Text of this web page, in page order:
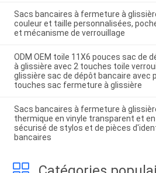
Sacs bancaires à fermeture à
couleur et taille personnalisées,
et mécanisme de verrouillage
ODM OEM toile 11X6 pouces sac de
à glissière avec 2 touches toile
glissière sac de dépôt bancaire avec
touches sac fermeture à glissière
Sacs bancaires à fermeture à
thermique en vinyle transparent et
sécurisé de stylos et de pièces
bancaires